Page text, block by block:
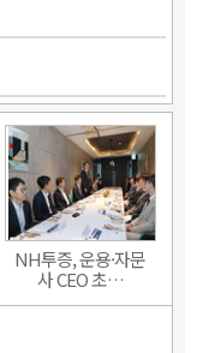
NH투증, 운용·자문
사 CEO 초…